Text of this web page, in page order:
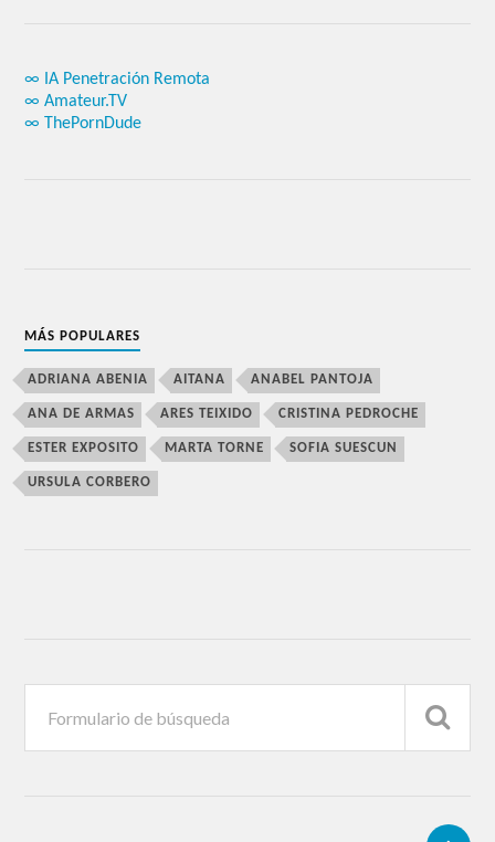
∞ IA Penetración Remota
∞ Amateur.TV
∞ ThePornDude
MÁS POPULARES
ADRIANA ABENIA AITANA ANABEL PANTOJA
ANA DE ARMAS ARES TEIXIDO CRISTINA PEDROCHE
ESTER EXPOSITO MARTA TORNE SOFIA SUESCUN
URSULA CORBERO